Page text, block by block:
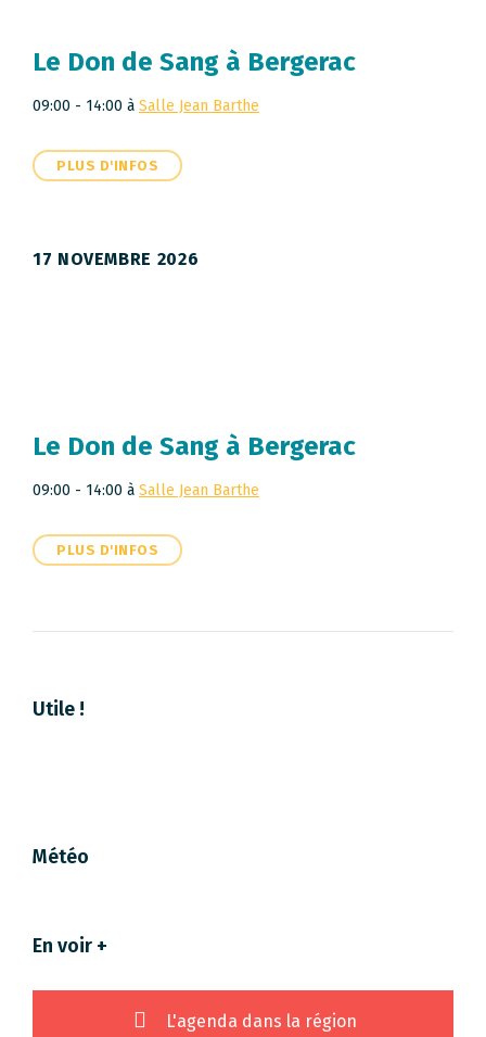
Le Don de Sang à Bergerac
09:00 - 14:00 à Salle Jean Barthe
PLUS D'INFOS
17 NOVEMBRE 2026
Le Don de Sang à Bergerac
09:00 - 14:00 à Salle Jean Barthe
PLUS D'INFOS
Utile !
Météo
En voir +
L'agenda dans la région